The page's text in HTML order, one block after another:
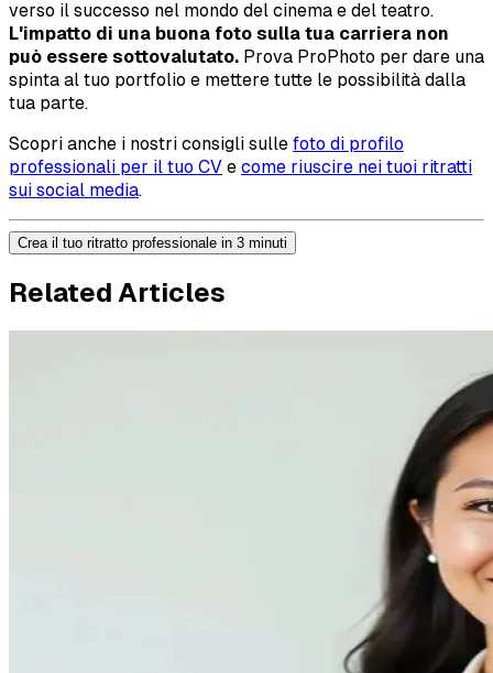
verso il successo nel mondo del cinema e del teatro.
L'impatto di una buona foto sulla tua carriera non
può essere sottovalutato. Prova ProPhoto per dare una
spinta al tuo portfolio e mettere tutte le possibilità dalla
tua parte.
Scopri anche i nostri consigli sulle foto di profilo
professionali per il tuo CV e come riuscire nei tuoi ritratti
sui social media.
Crea il tuo ritratto professionale in 3 minuti
Related Articles